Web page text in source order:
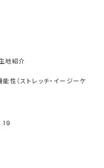
地紹介
能性（ストレッチ・イージーケ